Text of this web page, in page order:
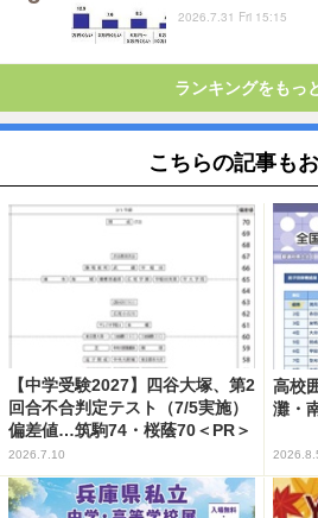
2026.7.31 Fri 15:15
ランキングをもっ
こちらの記事も
【中学受験2027】四谷大塚、第2
回合不合判定テスト（7/5実施）
偏差値…筑駒74・桜蔭70＜PR＞
2026.7.10
高校
灘・